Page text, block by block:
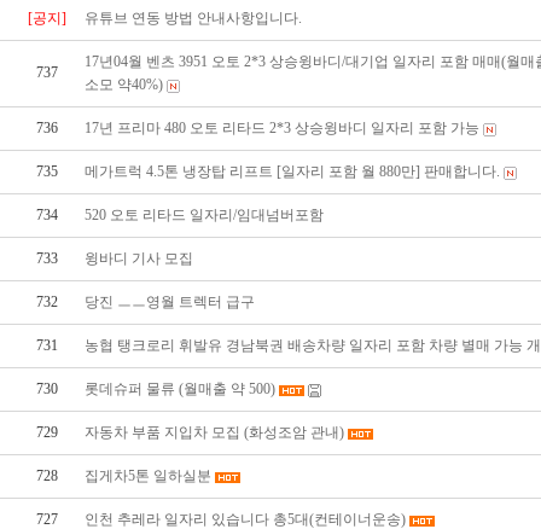
[공지] 유튜브 연동 방법 안내사항입니다.
737
17년04월 벤츠 3951 오토 2*3 상승윙바디/대기업 일자리 포함 매매(월매
소모 약40%)
736 17년 프리마 480 오토 리타드 2*3 상승윙바디 일자리 포함 가능
735 메가트럭 4.5톤 냉장탑 리프트 [일자리 포함 월 880만] 판매합니다.
734 520 오토 리타드 일자리/임대넘버포함
733 윙바디 기사 모집
732 당진 ㅡㅡ영월 트렉터 급구
731 농협 탱크로리 휘발유 경남북권 배송차량 일자리 포함 차량 별매 가능
730 롯데슈퍼 물류 (월매출 약 500)
729 자동차 부품 지입차 모집 (화성조암 관내)
728 집게차5톤 일하실분
727 인천 추레라 일자리 있습니다 총5대(컨테이너운송)